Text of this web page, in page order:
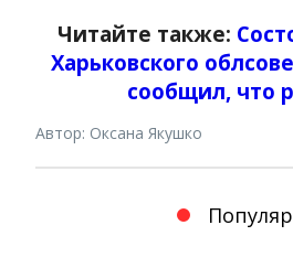
Читайте также:
Харьковского
сообщил, что
Автор: Оксана Якушко